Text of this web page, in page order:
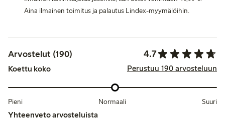
Aina ilmainen toimitus ja palautus Lindex-myymälöihin.
Arvostelut (190) 4.7
Koettu koko Perustuu 190 arvosteluun
Pieni Normaali Suuri
Yhteenveto arvosteluista